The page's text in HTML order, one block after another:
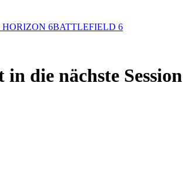
HORIZON 6BATTLEFIELD 6
die nächste Session